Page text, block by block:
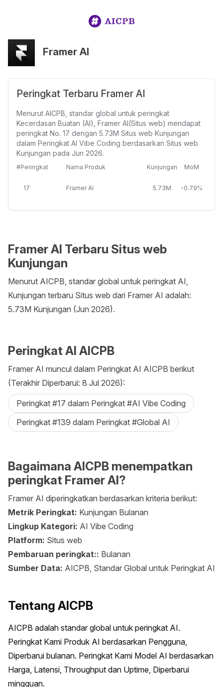
Framer AI
Peringkat Terbaru Framer AI
Menurut AICPB, standar global untuk peringkat
Kecerdasan Buatan (AI), Framer AI(Situs web) mendapat
peringkat No. 17 dengan 5.73M Situs web Kunjungan
dalam Peringkat AI Vibe Coding berdasarkan Situs web
Kunjungan pada Jun 2026.
#Peringkat Nama Produk Kunjungan MoM
17 Framer AI 5.73M -0.79%
Framer AI Terbaru Situs web
Kunjungan
Menurut AICPB, standar global untuk peringkat AI,
Kunjungan terbaru Situs web dari Framer AI adalah:
5.73M Kunjungan (Jun 2026).
Peringkat AI AICPB
Framer AI muncul dalam Peringkat AI AICPB berikut
(Terakhir Diperbarui: 8 Jul 2026):
Peringkat #17 dalam Peringkat #AI Vibe Coding
Peringkat #139 dalam Peringkat #Global AI
Bagaimana AICPB menempatkan
peringkat Framer AI?
Framer AI diperingkatkan berdasarkan kriteria berikut:
Metrik Peringkat: Kunjungan Bulanan
Lingkup Kategori: AI Vibe Coding
Platform: Situs web
Pembaruan peringkat:: Bulanan
Sumber Data: AICPB, Standar Global untuk Peringkat AI
Tentang AICPB
AICPB adalah standar global untuk peringkat AI.
Peringkat Kami Produk AI berdasarkan Pengguna,
Diperbarui bulanan. Peringkat Kami Model AI berdasarkan
Harga, Latensi, Throughput dan Uptime, Diperbarui
mingguan.